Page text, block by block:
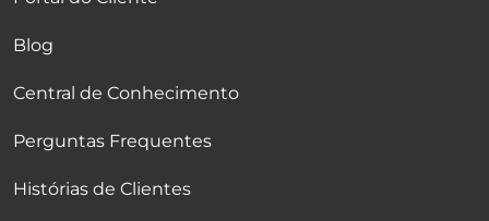
Blog
Central de Conhecimento
Perguntas Frequentes
Histórias de Clientes